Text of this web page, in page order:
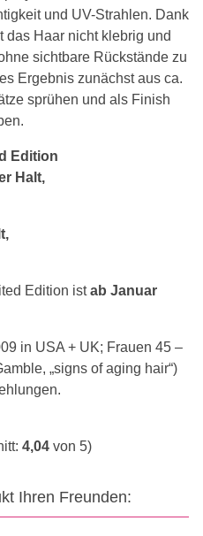
und UV-Strahlen. Dank
Haar nicht klebrig und
sichtbare Rückstände zu
Ergebnis zunächst aus ca.
sprühen und als Finish
Edition
Halt,
Edition istab Januar
in USA + UK; Frauen 45 –
„signs of aging hair“)
4,04 von 5)
Ihren Freunden: